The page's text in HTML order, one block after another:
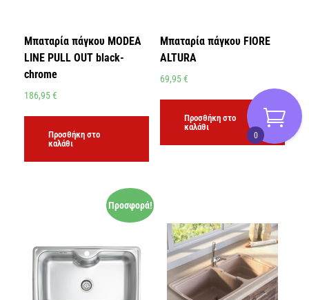
Μπαταρία πάγκου MODEA
LINE PULL OUT black-
chrome
186,95€
Προσθήκη στο
καλάθι
Μπαταρία πάγκου FIORE
ALTURA
69,95€
Προσθήκη στο
καλάθι
Προσφορά!
0